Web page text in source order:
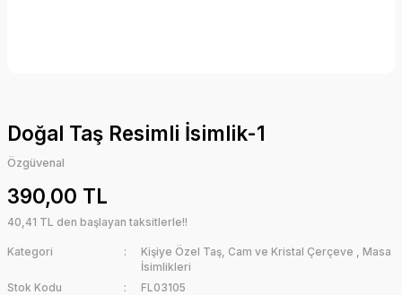
Doğal Taş Resimli İsimlik-1
Özgüvenal
390,00 TL
40,41 TL den başlayan taksitlerle!!
Kategori Kişiye Özel Taş, Cam ve Kristal Çerçeve , Masa
İsimlikleri
Stok Kodu
FL03105